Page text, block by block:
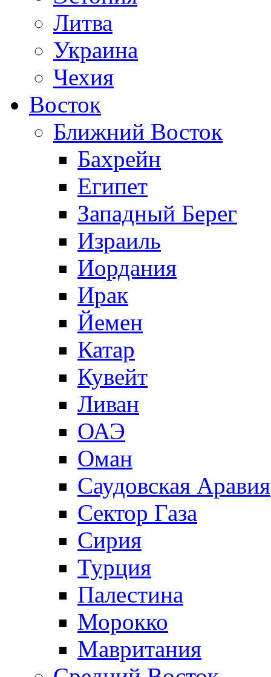
Литва
Украина
Чехия
Восток
Ближний Восток
Бахрейн
Египет
Западный Берег
Израиль
Иордания
Ирак
Йемен
Катар
Кувейт
Ливан
ОАЭ
Оман
Саудовская Аравия
Сектор Газа
Сирия
Турция
Палестина
Морокко
Мавритания